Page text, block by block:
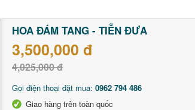
HOA ĐÁM TANG - TIỄN ĐƯA
3,500,000 đ
4,025,000 đ
Gọi điện thoại đặt mua: 0962 794 486
Giao hàng trên toàn quốc